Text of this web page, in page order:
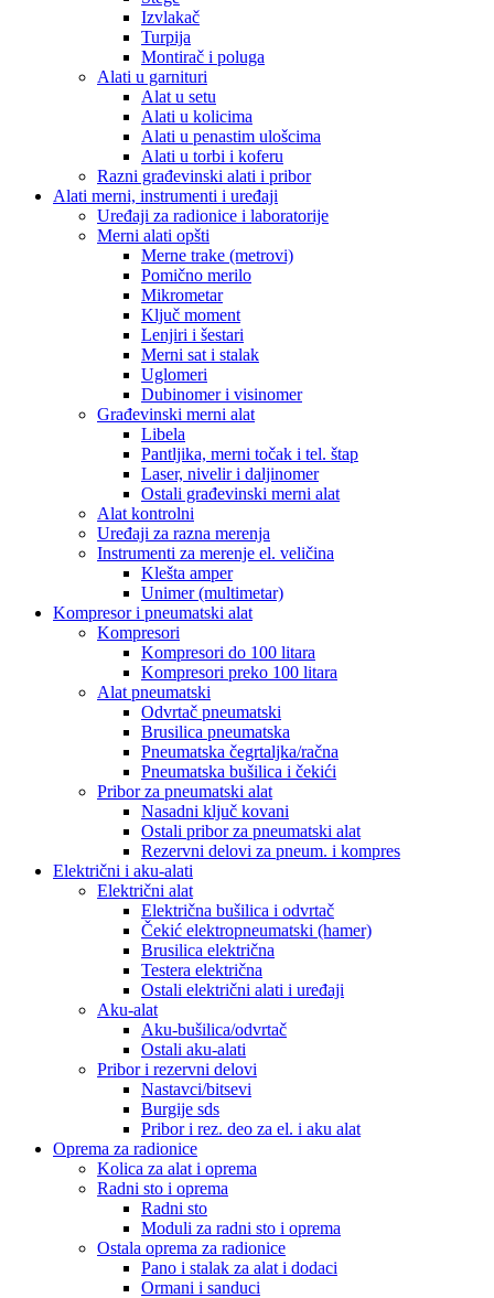
Izvlakač
Turpija
Montirač i poluga
Alati u garnituri
Alat u setu
Alati u kolicima
Alati u penastim ulošcima
Alati u torbi i koferu
Razni građevinski alati i pribor
Alati merni, instrumenti i uređaji
Uređaji za radionice i laboratorije
Merni alati opšti
Merne trake (metrovi)
Pomično merilo
Mikrometar
Ključ moment
Lenjiri i šestari
Merni sat i stalak
Uglomeri
Dubinomer i visinomer
Građevinski merni alat
Libela
Pantljika, merni točak i tel. štap
Laser, nivelir i daljinomer
Ostali građevinski merni alat
Alat kontrolni
Uređaji za razna merenja
Instrumenti za merenje el. veličina
Klešta amper
Unimer (multimetar)
Kompresor i pneumatski alat
Kompresori
Kompresori do 100 litara
Kompresori preko 100 litara
Alat pneumatski
Odvrtač pneumatski
Brusilica pneumatska
Pneumatska čegrtaljka/račna
Pneumatska bušilica i čekići
Pribor za pneumatski alat
Nasadni ključ kovani
Ostali pribor za pneumatski alat
Rezervni delovi za pneum. i kompres
Električni i aku-alati
Električni alat
Električna bušilica i odvrtač
Čekić elektropneumatski (hamer)
Brusilica električna
Testera električna
Ostali električni alati i uređaji
Aku-alat
Aku-bušilica/odvrtač
Ostali aku-alati
Pribor i rezervni delovi
Nastavci/bitsevi
Burgije sds
Pribor i rez. deo za el. i aku alat
Oprema za radionice
Kolica za alat i oprema
Radni sto i oprema
Radni sto
Moduli za radni sto i oprema
Ostala oprema za radionice
Pano i stalak za alat i dodaci
Ormani i sanduci